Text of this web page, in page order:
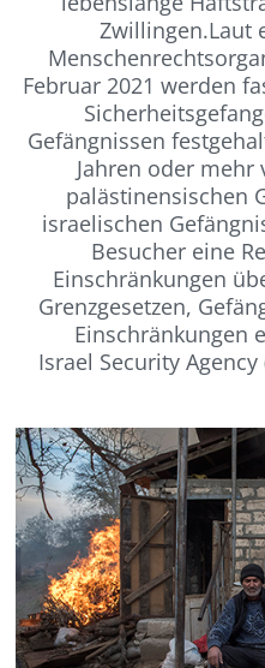
Zwillingen.Laut
Februar 2021 werden
Gefängnissen
Jahren oder
palästinensischen
israelischen
Besucher eine
Einschränkungen
Grenzgesetzen,
Einschränkungen
Israel Security